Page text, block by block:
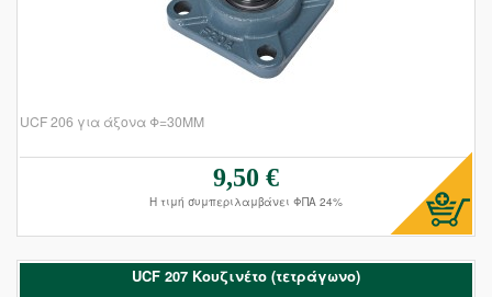
UCF 206 για άξονα Φ=30ΜΜ
9,50 €
Η τιμή συμπεριλαμβάνει ΦΠΑ 24%
UCF 207 Kουζινέτο (τετράγωνο)